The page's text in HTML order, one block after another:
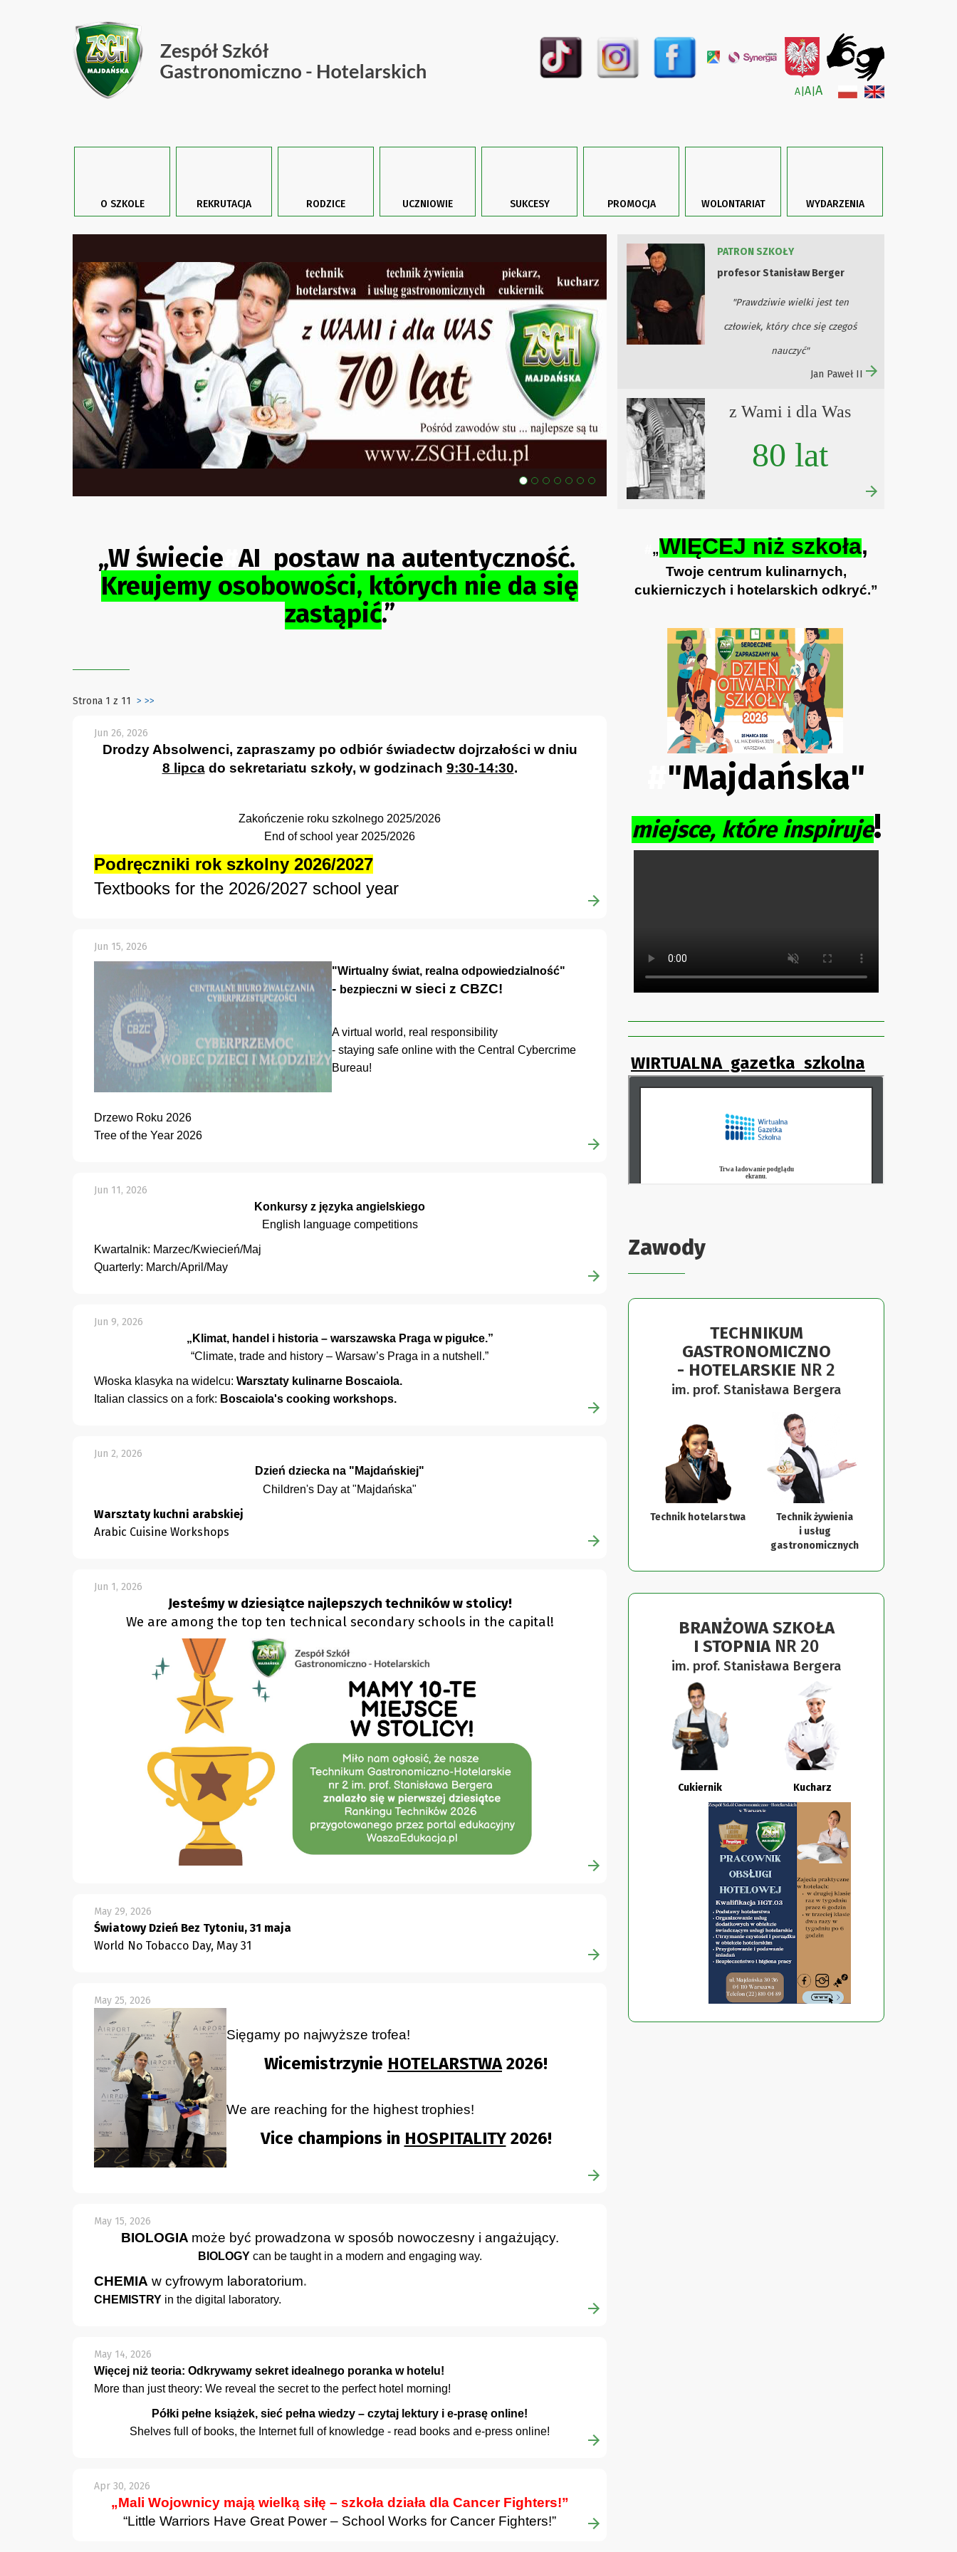
A A A
O SZKOLE REKRUTACJA RODZICE UCZNIOWIE SUKCESY PROMOCJA WOLONTARIAT WYDARZENIA
PATRON SZKOŁY
profesor Stanisław Berger
"Prawdziwie wielki jest ten
człowiek, który chce się czegoś
nauczyć"
Jan Paweł II
z Wami i dla Was
80 lat
„W świecie #AI postaw na autentyczność.
Kreujemy osobowości, których nie da się
zastąpić.”
Strona 1 z 11 > >>
Jun 26, 2026
Drodzy Absolwenci, zapraszamy po odbiór świadectw dojrzałości w dniu
8 lipcado sekretariatu szkoły, w godzinach 9:30-14:30.
Zakończenie roku szkolnego 2025/2026
End of school year 2025/2026
Podręczniki rok szkolny 2026/2027
Textbooks for the 2026/2027 school year
Jun 15, 2026
"Wirtualny świat, realna odpowiedzialność"
- bezpieczni w sieci z CBZC!
A virtual world, real responsibility
- staying safe online with the Central Cybercrime
Bureau!
Drzewo Roku 2026
Tree of the Year 2026
Jun 11, 2026
Konkursy z języka angielskiego
English language competitions
Kwartalnik: Marzec/Kwiecień/Maj
Quarterly: March/April/May
Jun 9, 2026
„Klimat, handel i historia – warszawska Praga w pigułce.”
“Climate, trade and history – Warsaw’s Praga in a nutshell.”
Włoska klasyka na widelcu: Warsztaty kulinarne Boscaiola.
Italian classics on a fork: Boscaiola's cooking workshops.
Jun 2, 2026
Dzień dziecka na "Majdańskiej"
Children's Day at "Majdańska"
Warsztaty kuchni arabskiej
Arabic Cuisine Workshops
Jun 1, 2026
Jesteśmy w dziesiątce najlepszych techników w stolicy!
We are among the top ten technical secondary schools in the capital!
May 29, 2026
Światowy Dzień Bez Tytoniu, 31 maja
World No Tobacco Day, May 31
May 25, 2026
Sięgamy po najwyższe trofea!
Wicemistrzynie HOTELARSTWA2026!
We are reaching for the highest trophies!
Vice champions in HOSPITALITY2026!
May 15, 2026
BIOLOGIA może być prowadzona w sposób nowoczesny i angażujący.
BIOLOGY can be taught in a modern and engaging way.
CHEMIA w cyfrowym laboratorium.
CHEMISTRY in the digital laboratory.
May 14, 2026
Więcej niż teoria: Odkrywamy sekret idealnego poranka w hotelu!
More than just theory: We reveal the secret to the perfect hotel morning!
Półki pełne książek, sieć pełna wiedzy – czytaj lektury i e-prasę online!
Shelves full of books, the Internet full of knowledge - read books and e-press online!
Apr 30, 2026
„Mali Wojownicy mają wielką siłę – szkoła działa dla Cancer Fighters!”
“Little Warriors Have Great Power – School Works for Cancer Fighters!”
„WIĘCEJ niż szkoła,
Twoje centrum kulinarnych,
cukierniczych i hotelarskich odkryć.”
"Majdańska"
miejsce, które inspiruje!
WIRTUALNA gazetka szkolna
Zawody
TECHNIKUM
GASTRONOMICZNO
- HOTELARSKIE NR 2
im. prof. Stanisława Bergera
Technik hotelarstwa
Technik żywienia
i usług
gastronomicznych
I STOPNIANR 20
im. prof. Stanisława Bergera
Cukiernik Kucharz